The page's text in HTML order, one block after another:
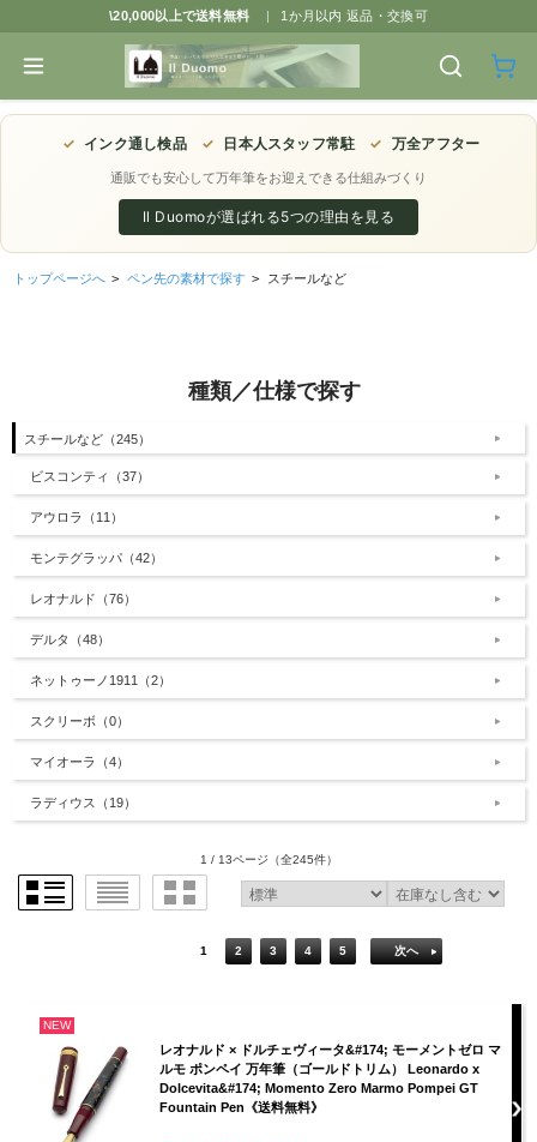
\20,000以上で送料無料 | 1か月以内 返品・交換可
✓ インク通し検品 ✓ 日本人スタッフ常駐 ✓ 万全アフター
通販でも安心して万年筆をお迎えできる仕組みづくり
Il Duomoが選ばれる5つの理由を見る
トップページへ > ペン先の素材で探す > スチールなど
種類／仕様で探す
スチールなど（245）
ビスコンティ（37）
アウロラ（11）
モンテグラッパ（42）
レオナルド（76）
デルタ（48）
ネットゥーノ1911（2）
スクリーボ（0）
マイオーラ（4）
ラディウス（19）
1 / 13ページ （全245件）
1 2 3 4 5 次へ
NEW
レオナルド × ドルチェヴィータ&#174; モーメントゼロ マ
ルモ ポンペイ 万年筆（ゴールドトリム） Leonardo x
Dolcevita&#174; Momento Zero Marmo Pompei GT
Fountain Pen《送料無料》